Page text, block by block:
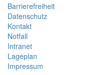
Barrierefreiheit
Datenschutz
Kontakt
Notfall
Intranet
Lageplan
Impressum